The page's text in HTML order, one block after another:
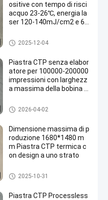
ositive con tempo di risci
acquo 23-26℃, energia la
ser 120-140mJ/cm2 e 60
Clichè di CTCP
2025-12-04
Piastra CTP senza elabor
atore per 100000-200000
impressioni con larghezz
a massima della bobina di
Clichè di Processless
2026-04-02
Dimensione massima di p
roduzione 1680*1480 m
m Piastra CTP termica c
on design a uno strato
piatto termico di PCT
2025-10-31
Piastra CTP Processless